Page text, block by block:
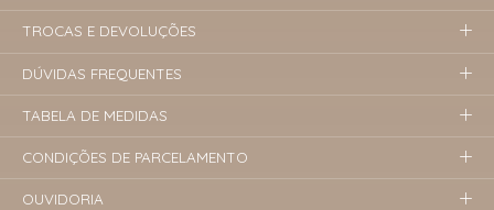
TROCAS E DEVOLUÇÕES
DÚVIDAS FREQUENTES
TABELA DE MEDIDAS
CONDIÇÕES DE PARCELAMENTO
OUVIDORIA